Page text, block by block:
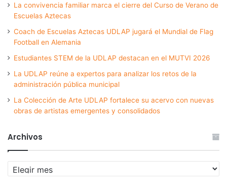
La convivencia familiar marca el cierre del Curso de Verano de
Escuelas Aztecas
Coach de Escuelas Aztecas UDLAP jugará el Mundial de Flag
Football en Alemania
Estudiantes STEM de la UDLAP destacan en el MUTVI 2026
La UDLAP reúne a expertos para analizar los retos de la
administración pública municipal
La Colección de Arte UDLAP fortalece su acervo con nuevas
obras de artistas emergentes y consolidados
Archivos
Archivos